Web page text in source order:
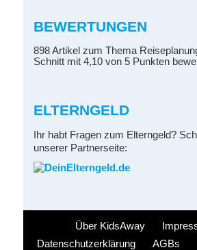
BEWERTUNGEN
898 Artikel zum Thema
Schnitt mit 4,10 von 5 Punkten
ELTERNGELD
Ihr habt Fragen zum Elterngeld?
unserer Partnerseite:
Über KidsAway
Datenschutzerklärung
AGBs